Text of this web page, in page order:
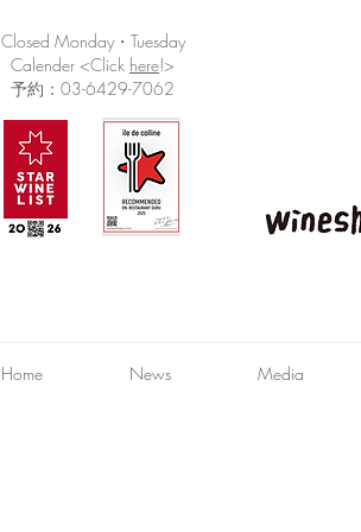
Closed Monday・Tuesday
Calender <Click here!>
予約：03-6429-7062
Home News Media